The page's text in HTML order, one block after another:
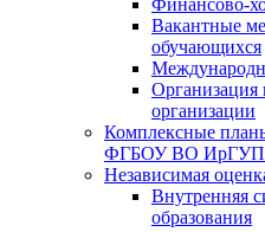
Финансово-
Вакантные
обучающихся
Организация
организации
Комплексные
ФГБОУ ВО
Независимая
Внутренняя
образования